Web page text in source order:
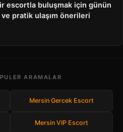
escortla buluşmak için günün
pratik ulaşım önerileri
ARAMALAR
Mersin Gercek Escort
Mersin VIP Escort